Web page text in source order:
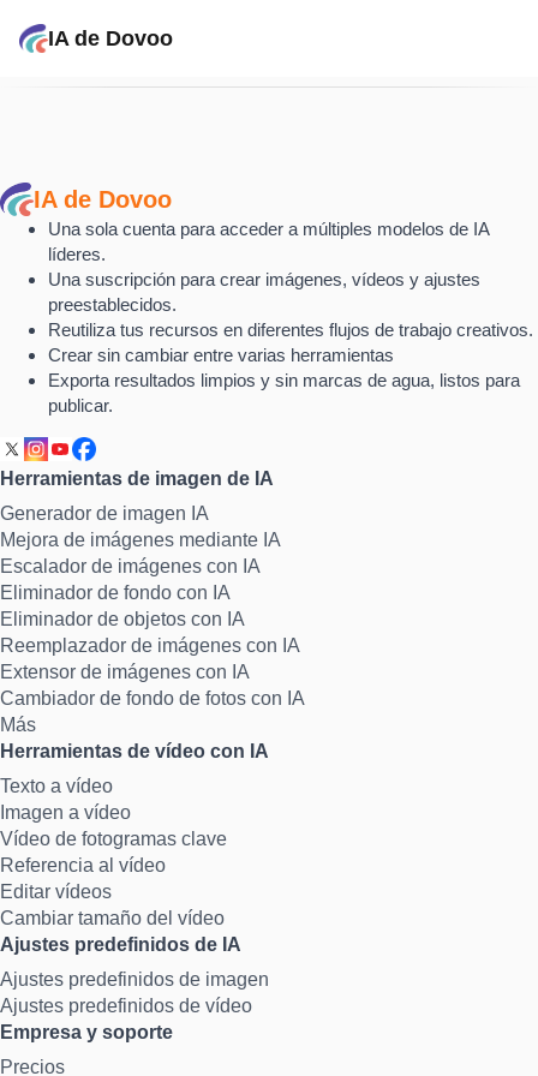
IA de Dovoo
IA de Dovoo
Una sola cuenta para acceder a múltiples modelos de IA
líderes.
Una suscripción para crear imágenes, vídeos y ajustes
preestablecidos.
Reutiliza tus recursos en diferentes flujos de trabajo creativos.
Crear sin cambiar entre varias herramientas
Exporta resultados limpios y sin marcas de agua, listos para
publicar.
Herramientas de imagen de IA
Generador de imagen IA
Mejora de imágenes mediante IA
Escalador de imágenes con IA
Eliminador de fondo con IA
Eliminador de objetos con IA
Reemplazador de imágenes con IA
Extensor de imágenes con IA
Cambiador de fondo de fotos con IA
Más
Herramientas de vídeo con IA
Texto a vídeo
Imagen a vídeo
Vídeo de fotogramas clave
Referencia al vídeo
Editar vídeos
Cambiar tamaño del vídeo
Ajustes predefinidos de IA
Ajustes predefinidos de imagen
Ajustes predefinidos de vídeo
Empresa y soporte
Precios